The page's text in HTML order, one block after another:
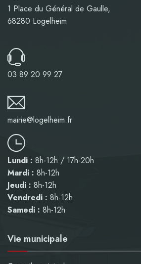
1 Place du Général de Gaulle,
68280 Logelheim
03 89 20 99 27
mairie@logelheim.fr
Lundi : 8h-12h / 17h-20h
Mardi : 8h-12h
Jeudi : 8h-12h
Vendredi : 8h-12h
Samedi : 8h-12h
Vie municipale